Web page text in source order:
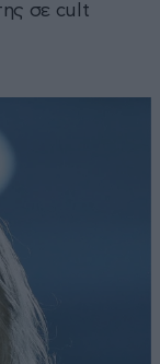
σε cult